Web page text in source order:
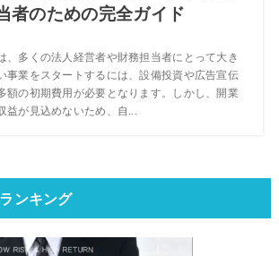
者のための完全ガイド
、多くの法人経営者や財務担当者にとって大き
事業をスタートするには、設備投資や広告宣伝
額の初期費用が必要となります。しかし、開業
益が見込めないため、自...
ンキング